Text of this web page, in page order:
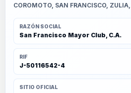
COROMOTO, SAN FRANCISCO,
RAZÓN SOCIAL
San Francisco Mayor Club, C.A.
RIF
J-50116542-4
SITIO OFICIAL